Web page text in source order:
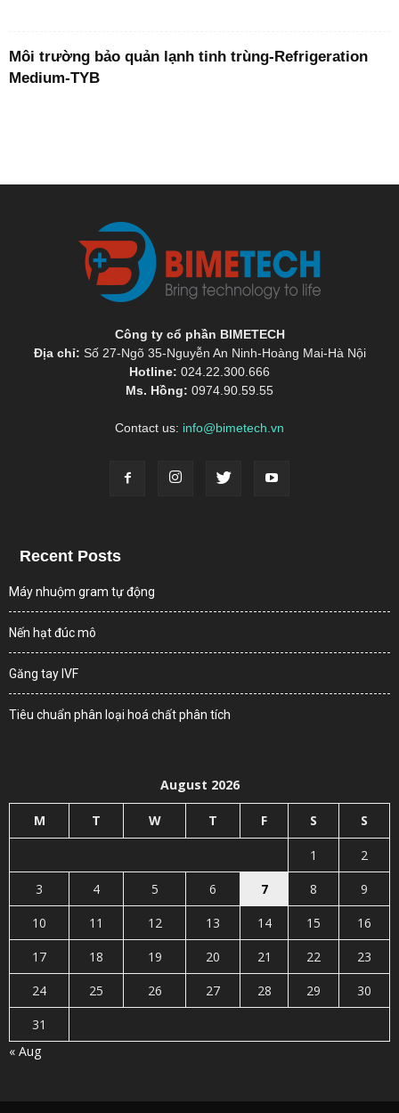
Môi trường bảo quản lạnh tinh trùng-Refrigeration
Medium-TYB
Công ty cổ phần BIMETECH
Địa chỉ: Số 27-Ngõ 35-Nguyễn An Ninh-Hoàng Mai-Hà Nội
Hotline: 024.22.300.666
Ms. Hồng: 0974.90.59.55
Contact us: info@bimetech.vn
Recent Posts
Máy nhuộm gram tự động
Nến hạt đúc mô
Găng tay IVF
Tiêu chuẩn phân loại hoá chất phân tích
August 2026
M T W T F S S
1
2
3
4 5 6 7 8
9
10
11 12 13 14 15
16
17
18 19 20 21 22
23
24
25 26 27 28 29
30
31
« Aug